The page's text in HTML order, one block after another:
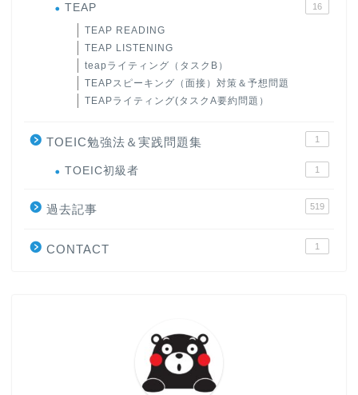
TEAP 16
TEAP READING
TEAP LISTENING
teapライティング（タスクB）
TEAPスピーキング（面接）対策＆予想問題
TEAPライティング(タスクA要約問題）
TOEIC勉強法＆実践問題集 1
TOEIC初級者 1
過去記事 519
CONTACT 1
大学入試英語対策講座
英語名言・格言・カッコい